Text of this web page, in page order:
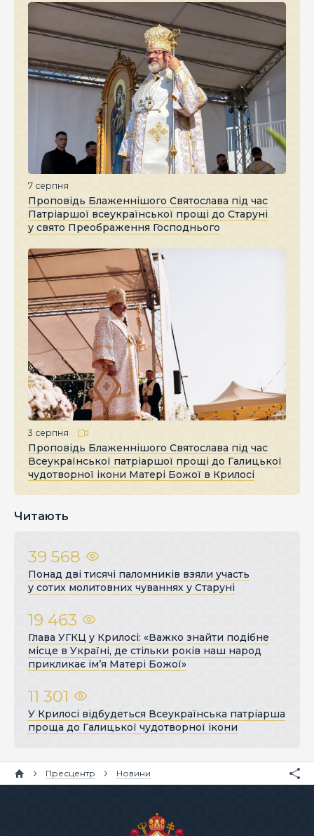
7 серпня
Проповідь Блаженнішого Святослава під час
Патріаршої всеукраїнської прощі до Старуні
у свято Преображення Господнього
3 серпня
Проповідь Блаженнішого Святослава під час
Всеукраїнської патріаршої прощі до Галицької
чудотворної ікони Матері Божої в Крилосі
Читають
39 568
Понад дві тисячі паломників взяли участь
у сотих молитовних чуваннях у Старуні
19 463
Глава УГКЦ у Крилосі: «Важко знайти подібне
місце в Україні, де стільки років наш народ
прикликає ім’я Матері Божої»
11 301
У Крилосі відбудеться Всеукраїнська патріарша
проща до Галицької чудотворної ікони
Пресцентр Новини